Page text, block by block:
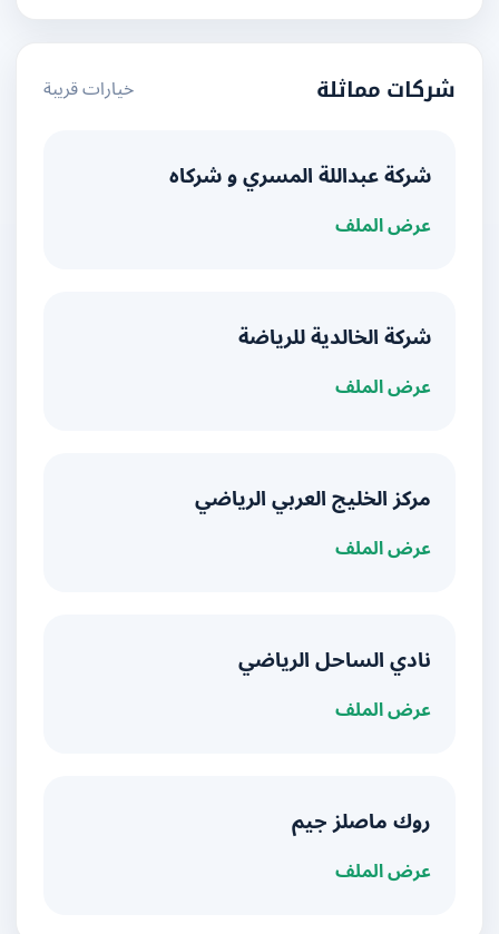
شركات مماثلة خيارات قريبة
شركة عبداللة المسري و شركاه
عرض الملف
شركة الخالدية للرياضة
عرض الملف
مركز الخليج العربي الرياضي
عرض الملف
نادي الساحل الرياضي
عرض الملف
روك ماصلز جيم
عرض الملف